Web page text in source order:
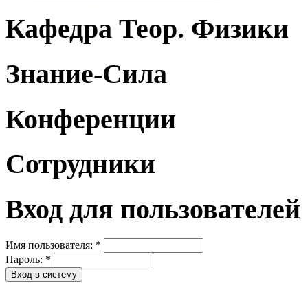
Кафедра Теор. Физики
Знание-Сила
Конференции
Сотрудники
Вход для пользователей
Имя пользователя: *
Пароль: *